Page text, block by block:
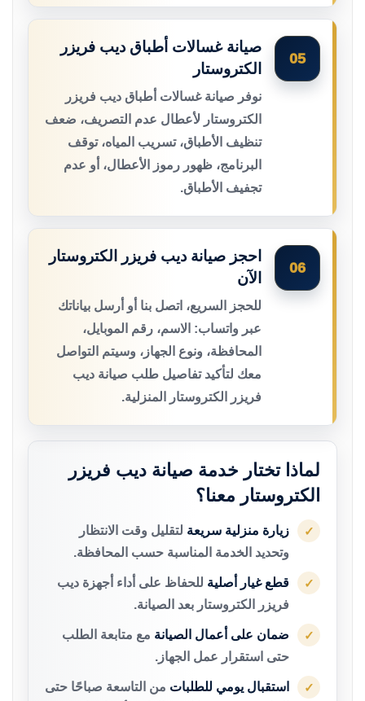
05
صيانة غسالات أطباق ديب فريزر
الكتروستار
نوفر صيانة غسالات أطباق ديب فريزر
الكتروستار لأعطال عدم التصريف، ضعف
تنظيف الأطباق، تسريب المياه، توقف
البرنامج، ظهور رموز الأعطال، أو عدم
تجفيف الأطباق.
06
احجز صيانة ديب فريزر الكتروستار
الآن
للحجز السريع، اتصل بنا أو أرسل بياناتك
عبر واتساب: الاسم، رقم الموبايل،
المحافظة، ونوع الجهاز، وسيتم التواصل
معك لتأكيد تفاصيل طلب صيانة ديب
فريزر الكتروستار المنزلية.
لماذا تختار خدمة صيانة ديب فريزر
الكتروستار معنا؟
✓ زيارة منزلية سريعة لتقليل وقت الانتظار
وتحديد الخدمة المناسبة حسب المحافظة.
✓ قطع غيار أصلية للحفاظ على أداء أجهزة ديب
فريزر الكتروستار بعد الصيانة.
✓ ضمان على أعمال الصيانة مع متابعة الطلب
حتى استقرار عمل الجهاز.
✓ استقبال يومي للطلبات من التاسعة صباحًا حتى